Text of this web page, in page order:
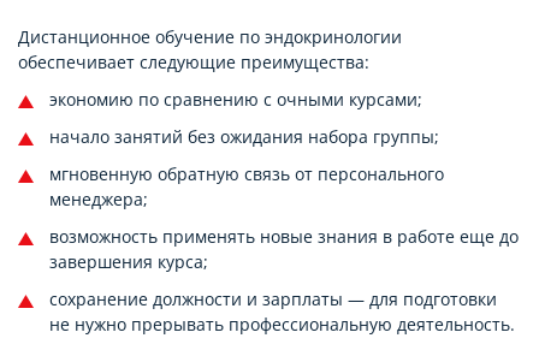
Дистанционное обучение по эндокринологии
обеспечивает следующие преимущества:
экономию по сравнению с очными курсами;
начало занятий без ожидания набора группы;
мгновенную обратную связь от персонального
менеджера;
возможность применять новые знания в работе еще до
завершения курса;
сохранение должности и зарплаты — для подготовки
не нужно прерывать профессиональную деятельность.